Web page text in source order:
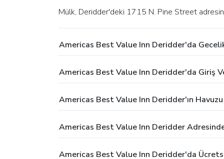
Mülk, Deridder'deki 1715 N. Pine Street
Americas Best Value Inn Deridder'da
Americas Best Value Inn Deridder'da Giriş
Americas Best Value Inn Deridder'ın Havuzu
Americas Best Value Inn Deridder
Americas Best Value Inn Deridder'da